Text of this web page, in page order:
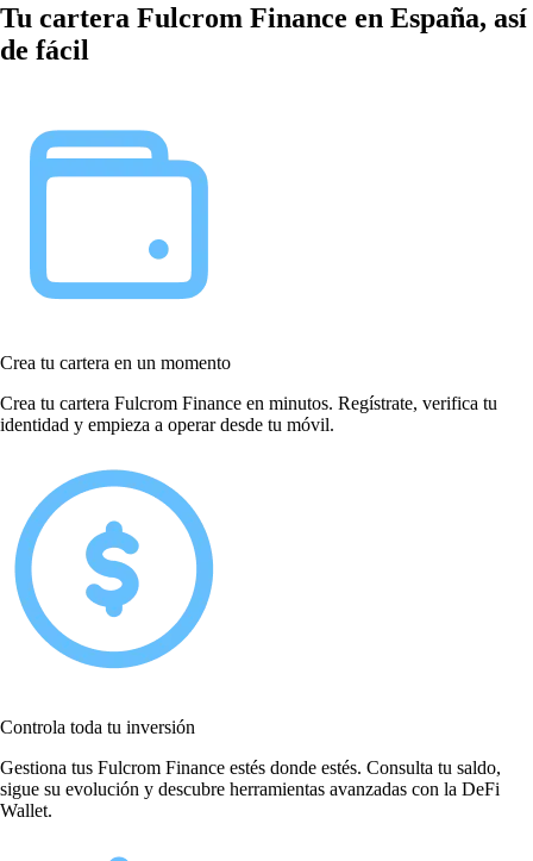
Tu cartera Fulcrom Finance en España, así
de fácil
Crea tu cartera en un momento
Crea tu cartera Fulcrom Finance en minutos. Regístrate, verifica tu
identidad y empieza a operar desde tu móvil.
Controla toda tu inversión
Gestiona tus Fulcrom Finance estés donde estés. Consulta tu saldo,
sigue su evolución y descubre herramientas avanzadas con la DeFi
Wallet.